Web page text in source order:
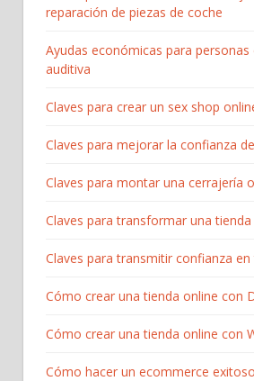
reparación de piezas de coche
Ayudas económicas para personas
auditiva
Claves para crear un sex shop
Claves para mejorar la confianza
Claves para montar una cerrajería
Claves para transformar una
Claves para transmitir confianza
Cómo crear una tienda online con
Cómo crear una tienda online con
Cómo hacer un ecommerce exitoso